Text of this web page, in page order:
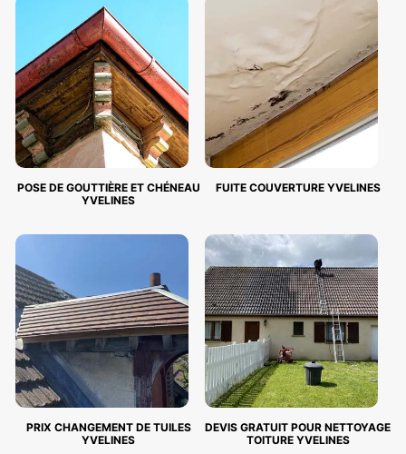
POSE DE GOUTTIÈRE ET CHÉNEAU
YVELINES
FUITE COUVERTURE YVELINES
PRIX CHANGEMENT DE TUILES
YVELINES
DEVIS GRATUIT POUR NETTOYAGE
TOITURE YVELINES